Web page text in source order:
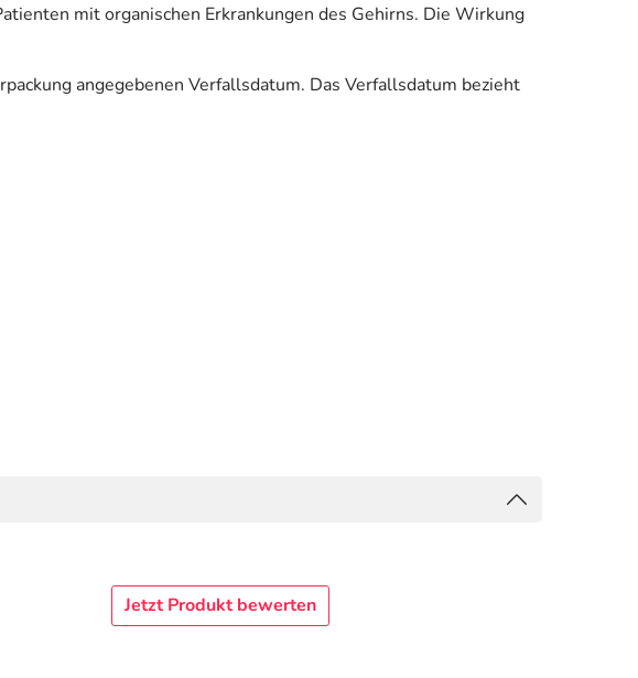
mit organischen Erkrankungen des Gehirns. Die Wirkung
angegebenen Verfallsdatum. Das Verfallsdatum bezieht
Jetzt Produkt bewerten